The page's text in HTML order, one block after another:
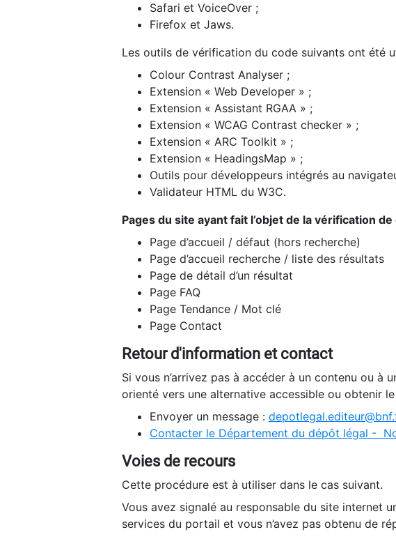
Safari et VoiceOver ;
Firefox et Jaws.
Les outils de vérification du code suivants ont été
Colour Contrast Analyser ;
Extension « Web Developer » ;
Extension « Assistant RGAA » ;
Extension « WCAG Contrast checker » ;
Extension « ARC Toolkit » ;
Extension « HeadingsMap » ;
Outils pour développeurs intégrés au
Validateur HTML du W3C.
Pages du site ayant fait l’objet de la vérification
Page d’accueil / défaut (hors recherche)
Page d’accueil recherche / liste des résultats
Page de détail d’un résultat
Page FAQ
Page Tendance / Mot clé
Page Contact
Retour d'information et contact
Si vous n’arrivez pas à accéder à un contenu ou
orienté vers une alternative accessible ou obtenir
Envoyer un message :
Contacter le Département du dépôt légal -
Voies de recours
Cette procédure est à utiliser dans le cas suivant.
Vous avez signalé au responsable du site internet
services du portail et vous n’avez pas obtenu de